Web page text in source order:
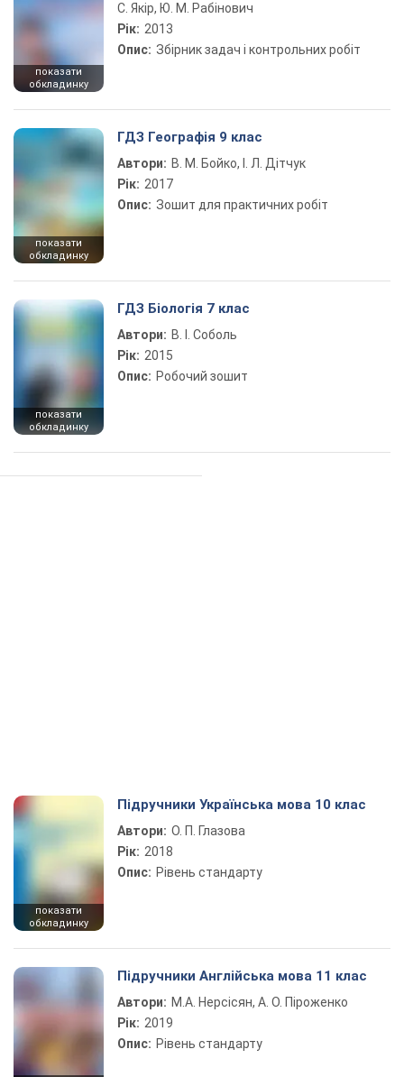
показати
обкладинку
С. Якір, Ю. М. Рабінович
Рік: 2013
Опис: Збірник задач і контрольних робіт
показати
обкладинку
ГДЗ Географія 9 клас
Автори: В. М. Бойко, І. Л. Дітчук
Рік: 2017
Опис: Зошит для практичних робіт
показати
обкладинку
ГДЗ Біологія 7 клас
Автори: В. І. Соболь
Рік: 2015
Опис: Робочий зошит
показати
обкладинку
Підручники Українська мова 10 клас
Автори: О. П. Глазова
Рік: 2018
Опис: Рівень стандарту
Підручники Англійська мова 11 клас
Автори: М.А. Нерсісян, А. О. Піроженко
Рік: 2019
Опис: Рівень стандарту